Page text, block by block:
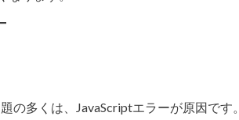
の多くは、JavaScriptエラーが原因です。